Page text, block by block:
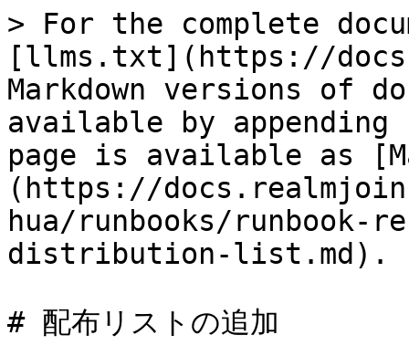
> For the complete
[llms.txt](https://
Markdown versions of
available by
page is available as
(https://
hua/runbooks/runbook-
distribution-list.md).
# 配布リストの追加